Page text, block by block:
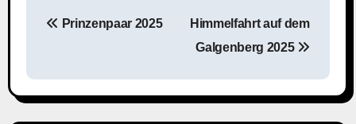
i
t
Prinzenpaar 2025
Himmelfahrt auf dem
Galgenberg 2025